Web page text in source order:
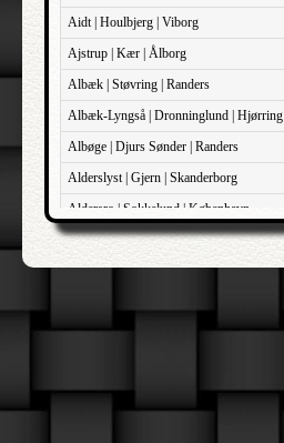
Aidt | Houlbjerg | Viborg
Ajstrup | Kær | Ålborg
Albæk | Støvring | Randers
Albæk-Lyngså | Dronninglund | Hjørring
Albøge | Djurs Sønder | Randers
Alderslyst | Gjern | Skanderborg
Aldersro | Sokkelund | København
Allehelgens | Sokkelund | København
Aller | Sønder Tyrstrup | Haderslev
Allerslev | Voldborg | Roskilde
Allese | Lunde | Odense